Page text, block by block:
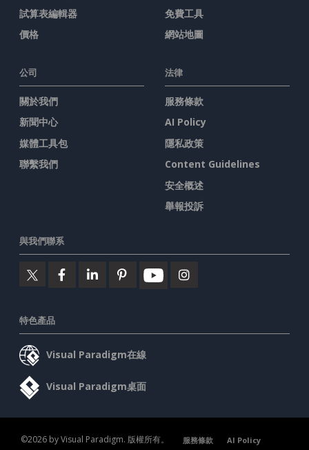
試算表編輯器
價格
免費工具
網站地圖
公司
關於我們
新聞中心
媒體工具包
聯繫我們
法律
服務條款
AI Policy
隱私政策
Content Guidelines
安全概述
舉報投訴
與我們聯系
特色產品
Visual Paradigm在線
Visual Paradigm桌面
©2026 by Visual Paradigm. 版權所有。 服務條款 AI Policy